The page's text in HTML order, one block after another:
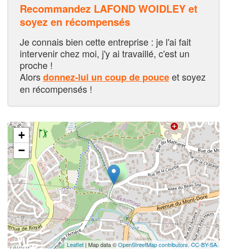
Recommandez LAFOND WOIDLEY et
soyez en récompensés
Je connais bien cette entreprise : je l'ai fait
intervenir chez moi, j'y ai travaillé, c'est un
proche !
Alorsdonnez-lui un coup de pouceet soyez
en récompensés !
+
−
Leaflet | Map data ©OpenStreetMap contributors, CC-BY-SA
✕
vos